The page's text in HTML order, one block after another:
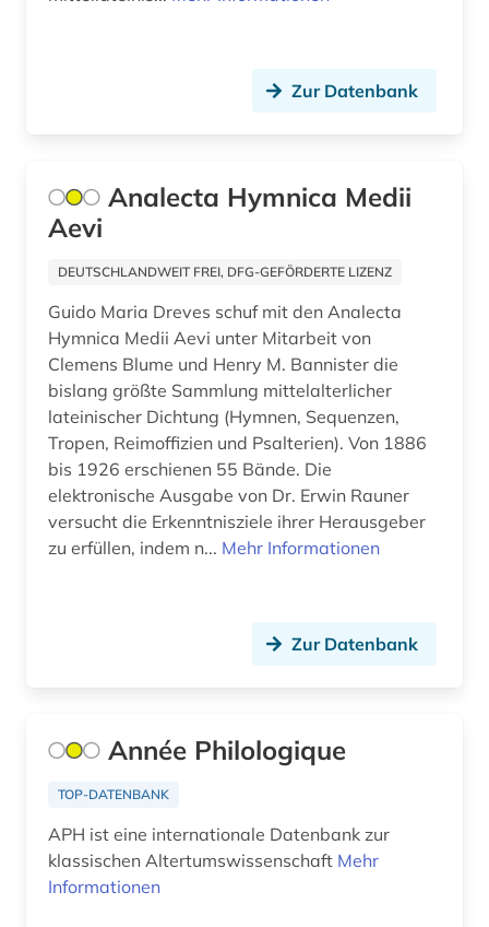
indogermanistik (1)
inschriften (1)
interaktion (1)
internetressourcen (1)
islamische studien (1)
israel (2)
italianistik (3)
italien (3)
italienisch (2)
jüdischer krieg 66-70 (1)
Zur Datenbank
Analecta Hymnica Medii
Aevi
DEUTSCHLANDWEIT FREI, DFG-GEFÖRDERTE LIZENZ
Guido Maria Dreves schuf mit den Analecta
Hymnica Medii Aevi unter Mitarbeit von
Clemens Blume und Henry M. Bannister die
bislang größte Sammlung mittelalterlicher
lateinischer Dichtung (Hymnen, Sequenzen,
Tropen, Reimoffizien und Psalterien). Von 1886
bis 1926 erschienen 55 Bände. Die
elektronische Ausgabe von Dr. Erwin Rauner
versucht die Erkenntnisziele ihrer Herausgeber
zu erfüllen, indem n... Mehr Informationen
Zur Datenbank
Année Philologique
TOP-DATENBANK
APH ist eine internationale Datenbank zur
klassischen Altertumswissenschaft Mehr
Informationen